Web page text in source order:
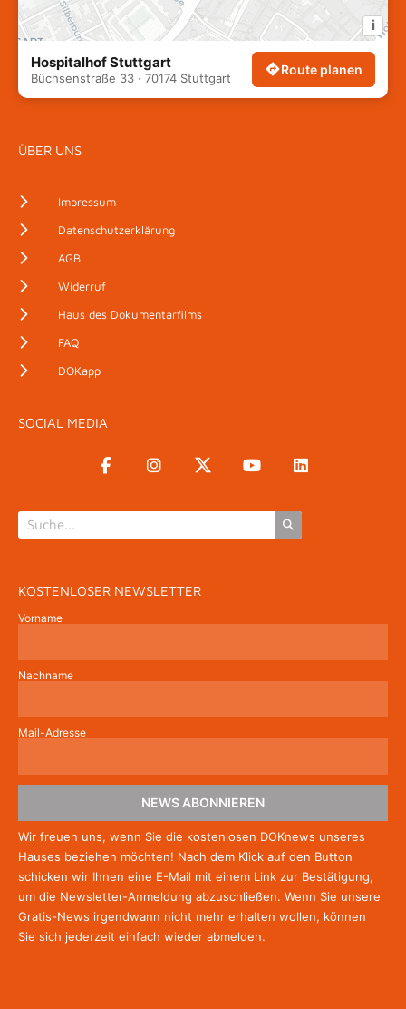
i
Hospitalhof Stuttgart
Büchsenstraße 33 · 70174 Stuttgart
Route planen
ÜBER UNS
Impressum
Datenschutzerklärung
AGB
Widerruf
Haus des Dokumentarfilms
FAQ
DOKapp
SOCIAL MEDIA
KOSTENLOSER NEWSLETTER
Vorname
Nachname
Mail-Adresse
NEWS ABONNIEREN
Wir freuen uns, wenn Sie die kostenlosen DOKnews unseres
Hauses beziehen möchten! Nach dem Klick auf den Button
schicken wir Ihnen eine E-Mail mit einem Link zur Bestätigung,
um die Newsletter-Anmeldung abzuschließen. Wenn Sie unsere
Gratis-News irgendwann nicht mehr erhalten wollen, können
Sie sich jederzeit einfach wieder abmelden.